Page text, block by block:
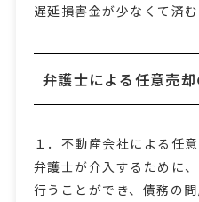
遅延損害金が少なくて済む
弁護士による任意売
１．不動産会社による任
弁護士が介入するために
行うことができ、債務の